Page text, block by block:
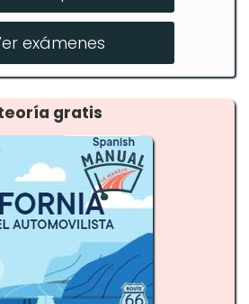
for DMV Test
exámenes
gratis